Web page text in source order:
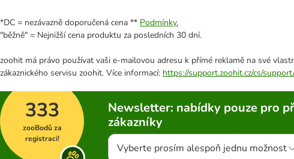
*DC = nezávazně doporučená cena ** Podmínky.
"běžně" = Nejnižší cena produktu za posledních 30 dní.
zoohit má právo používat vaši e-mailovou adresu k přímé reklamě na své
zákaznického servisu zoohit. Více informací: https://support.zoohit.cz/cs/
333
zooBodů za
registraci!
Newsletter: nabídky pouze pro
zákazníky
Vyberte prosím alespoň jednu možnost